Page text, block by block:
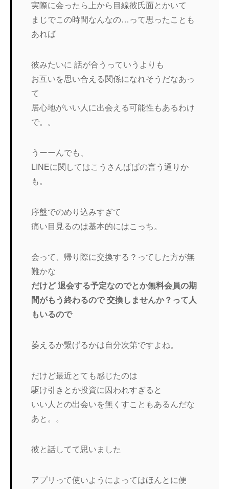
実際に会ったら上から目線彼氏面とかいて
まじでこの時間なんなの…って思ったことも
あれば
彼みたいに 話が合うっていうよりも
お互いを思い合える関係になれそうだなあっ
て
居心地がいい人に出会える可能性もあるわけ
で。。
うーーんでも、
LINEに関してはこうさんぱぱの言う通りか
も。
序盤でのめり込みすぎて
痛い目見るのは基本的にはこっち。
会って、帰り際に交換する？ってした方が無
難かな
だけど 退会する予定なのでとか無料会員の期
間がもう終わるので 交換しませんか？って人
もいるので
萎えるか繋げるかは自分次第ですよね。
だけど最近とても感じたのは
駆け引きとか投資に囚われすぎると
いい人との出会いを無くすこともあるんだな
あと。。
彼と話してて思いました
アプリって使いようによってはほんとに便